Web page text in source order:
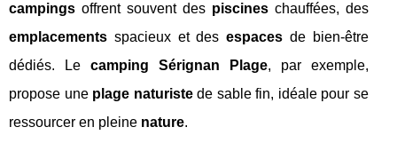
campings offrent souvent des piscineschauffées, des
emplacements spacieux et desespaces de bien-être
dédiés. Le camping Sérignan Plage, par exemple,
propose une plage naturistede sable fin, idéale pour se
ressourcer en pleine nature.